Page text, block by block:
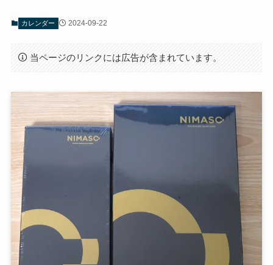
カレンダー 2024-09-22
当ページのリンクには広告が含まれています。